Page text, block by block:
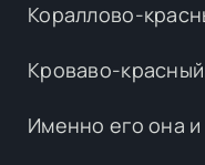
Кораллово-
Кроваво-
Именно его она